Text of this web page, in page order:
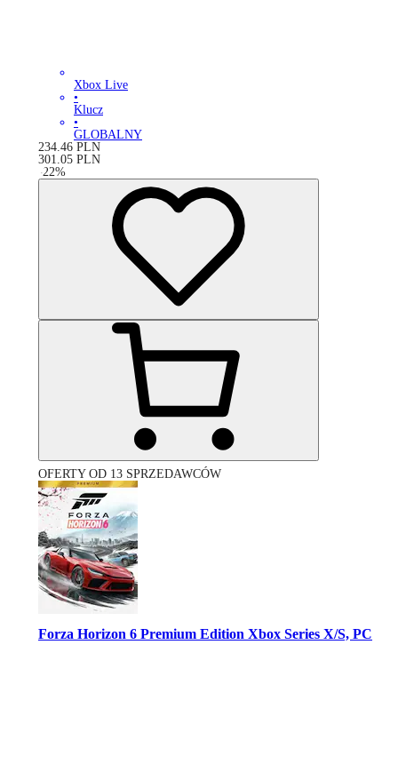
Xbox Live
•
Klucz
•
GLOBALNY
234.46 PLN
301.05 PLN
-22%
OFERTY OD 13 SPRZEDAWCÓW
Forza Horizon 6 Premium Edition Xbox Series X/S, PC